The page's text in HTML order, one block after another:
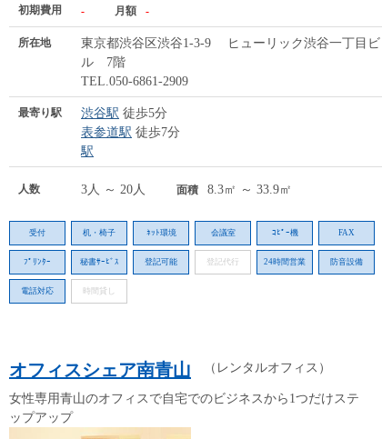
初期費用 - 月額 -
所在地
東京都渋谷区渋谷1-3-9 ヒューリック渋谷一丁目ビ
ル 7階
TEL.050-6861-2909
最寄り駅 渋谷駅 徒歩5分
表参道駅 徒歩7分
駅
人数 3人 ～ 20人 面積 8.3㎡ ～ 33.9㎡
受付 机・椅子 ﾈｯﾄ環境 会議室 ｺﾋﾟｰ機 FAX
ﾌﾟﾘﾝﾀｰ 秘書ｻｰﾋﾞｽ 登記可能 登記代行 24時間営業 防音設備
電話対応 時間貸し
オフィスシェア南青山 （レンタルオフィス）
女性専用青山のオフィスで自宅でのビジネスから1つだけステ
ップアップ